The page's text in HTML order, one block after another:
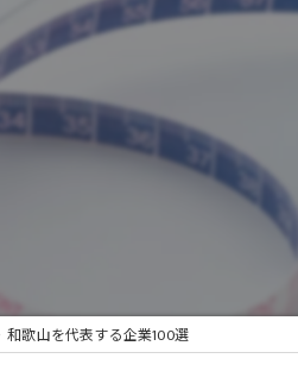
和歌山を代表する企業100選